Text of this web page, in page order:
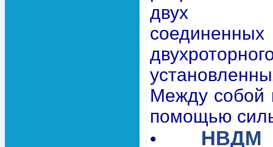
двух
Между собой
помощью
• НВДМ